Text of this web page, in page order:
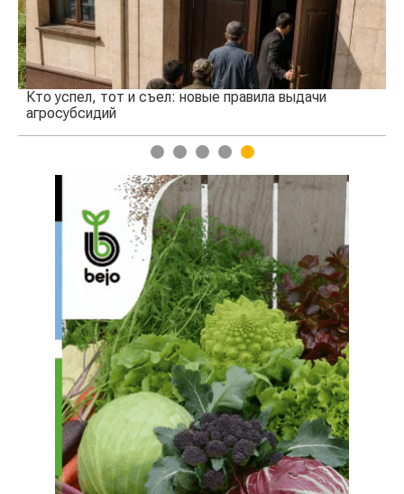
Кто успел, тот и съел: новые правила выдачи
агросубсидий
1 2 3 4 5